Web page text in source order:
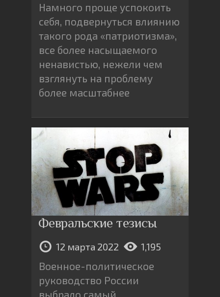
Намного проще успокоить
себя, подвернуться влиянию
такого рода «патриотизма»,
все более насыщаемого
ненавистью, нежели чем
взглянуть на проблему
более масштабнее
Февральские тезисы
12 марта 2022 1,195
Военное-политическое
руководство России
выбрало самый